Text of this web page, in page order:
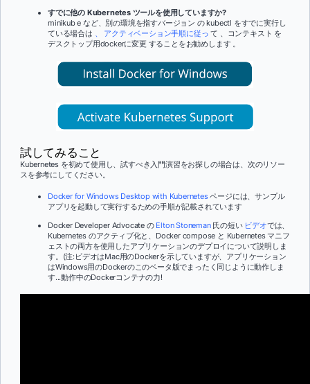
すでに他の Kubernetes ツールを使用していますか?
minikube など、別の環境を指すバージョン の kubectl をすでに実行し
ている場合は
、 アクティベーション手順に従っ て 、コンテキスト を
デスクトップ用dockerに変更 することをお勧めします
試してみること
Kubernetes を初めて使用し、試すべき入門演習をお探しの場合は、次のリソー
スを参考にしてください。
Docker for Windows Desktop with Kubernetesページには、サンプル
アプリを起動して実行するための手順が記載されています
Docker Developer Advocate の Elton Stoneman氏の短い ビデオでは、
Kubernetes のアクティブ化と、 Docker compose と Kubernetes マニフ
ェストの両方を使用したアプリケーションのデプロイについて説明しま
す。(注:ビデオはMac用のDockerを示していますが、アプリケーション
はWindows用のDockerのこのベータ版でまったく同じように動作しま
す...動作中のDockerコンテナの力!